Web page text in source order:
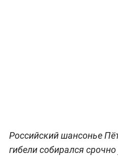
Российский шансонье
гибели собирался